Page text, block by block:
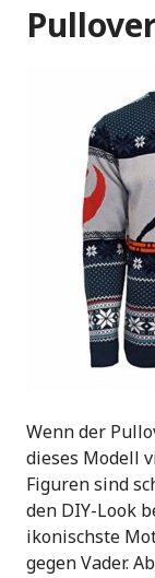
Wenn der
dieses Modell
Figuren sind
den DIY-Look
ikonischste
gegen Vader.